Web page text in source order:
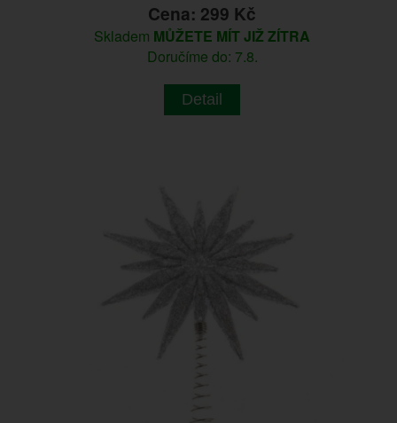
Cena: 299 Kč
Skladem MŮŽETE MÍT JIŽ ZÍTRA
Doručíme do: 7.8.
Detail